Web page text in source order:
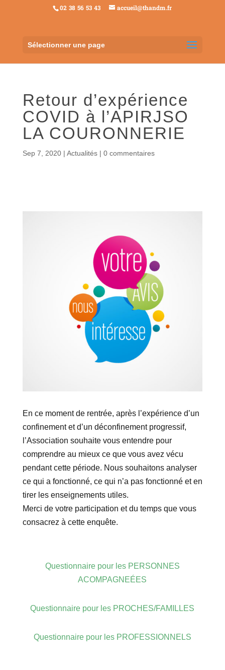
02 38 56 53 43 accueil@thandm.fr
Sélectionner une page
Retour d’expérience
COVID à l’APIRJSO
LA COURONNERIE
Sep 7, 2020| Actualités| 0 commentaires
En ce moment de rentrée, après l’expérience d’un
confinement et d’un déconfinement progressif,
l’Association souhaite vous entendre pour
comprendre au mieux ce que vous avez vécu
pendant cette période. Nous souhaitons analyser
ce qui a fonctionné, ce qui n’a pas fonctionné et en
tirer les enseignements utiles.
Merci de votre participation et du temps que vous
consacrez à cette enquête.
Questionnaire pour les PERSONNES
ACOMPAGNEÉES
Questionnaire pour les PROCHES/FAMILLES
Questionnaire pour les PROFESSIONNELS